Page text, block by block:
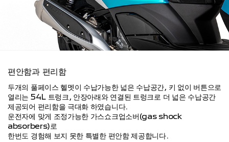
편안함과 편리함
두개의 풀페이스 헬멧이 수납가능한 넓은 수납공간, 키 없이 버튼으로
열리는 54L 트렁크, 안장아래와 연결된 트렁크로 더 넓은 수납공간
제공되어 편리함을 극대화 하였습니다.
운전자에 맞게 조정가능한 가스쇼크업소버(gas shock
absorbers)로
한번도 경험해 보지 못한 특별한 편안함 제공합니다.